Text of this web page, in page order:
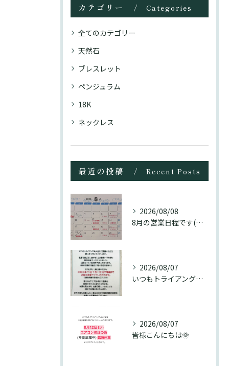
カテゴリー Categories
全てのカテゴリー
天然石
ブレスレット
ペンジュラム
18K
ネックレス
最近の投稿 Recent Posts
2026/08/08
8月の営業日程です(訂正分)☺️
2026/08/07
いつもトライアングル大名をご愛顧頂き誠にありがとうございます...
2026/08/07
皆様こんにちは🌞